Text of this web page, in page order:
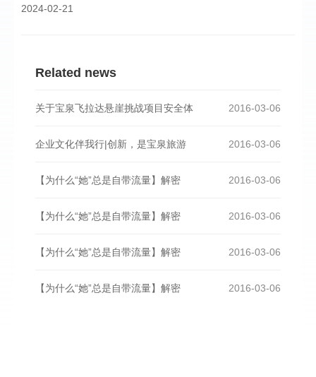
2024-02-21
Related news
2016-03-06
关于宝泉飞拉达悬崖挑战项目安全体
2016-03-06
企业文化伴我行|创新，是宝泉旅游
2016-03-06
【为什么“她”总是自带流量】解密
2016-03-06
【为什么“她”总是自带流量】解密
2016-03-06
【为什么“她”总是自带流量】解密
2016-03-06
【为什么“她”总是自带流量】解密